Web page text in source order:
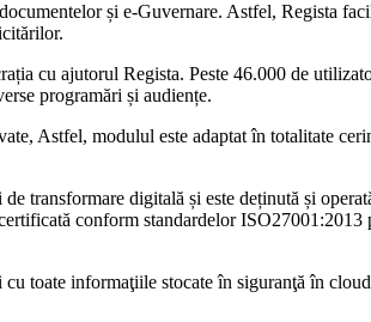
și e-Guvernare. Astfel, Regista
cu ajutorul Regista. Peste 46.000 de
programări și audiențe.
Astfel, modulul este adaptat în totalitate
transformare digitală și este deținută și
conform standardelor ISO27001:2013
toate informaţiile stocate în siguranţă în